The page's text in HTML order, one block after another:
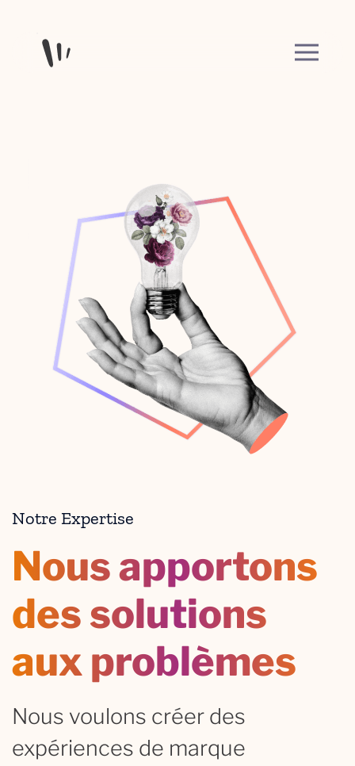
Notre Expertise
Nous apportons
des solutions
aux problèmes
Nous voulons créer des
expériences de marque